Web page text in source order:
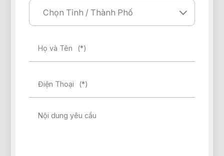
Họ và Tên (*)
Điện Thoại (*)
Nội dung yêu cầu